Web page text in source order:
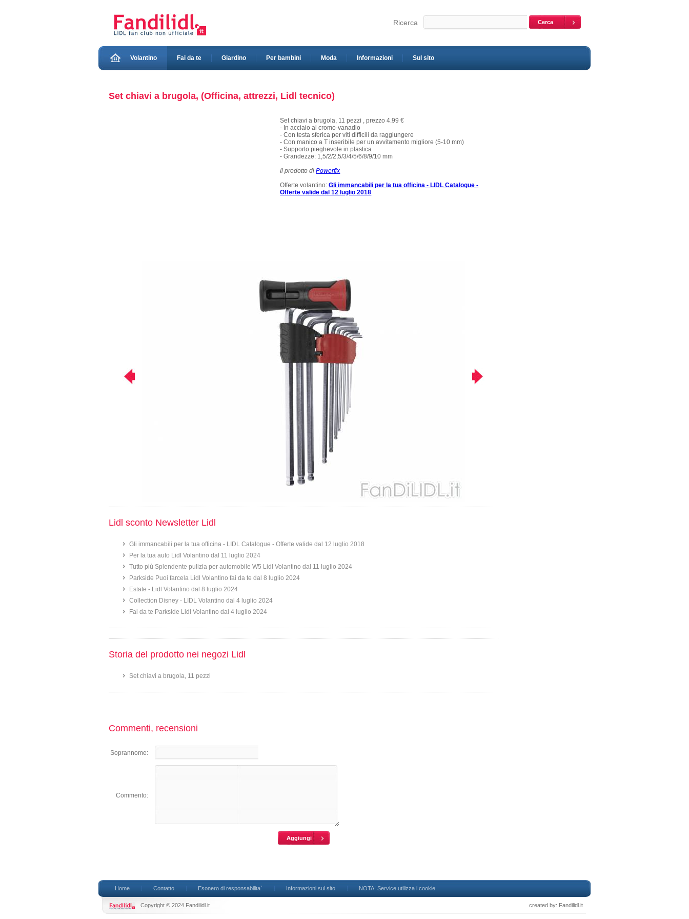
Ricerca
Volantino Fai da te Giardino Per bambini Moda Informazioni Sul sito
Set chiavi a brugola, (Officina, attrezzi, Lidl tecnico)
Set chiavi a brugola, 11 pezzi , prezzo 4.99 €
- In acciaio al cromo-vanadio
- Con testa sferica per viti difficili da raggiungere
- Con manico a T inseribile per un avvitamento migliore (5-10 mm)
- Supporto pieghevole in plastica
- Grandezze: 1,5/2/2,5/3/4/5/6/8/9/10 mm
Il prodotto diPowerfix
Offerte volantino:Gli immancabili per la tua officina - LIDL Catalogue -
Offerte valide dal 12 luglio 2018
Lidl sconto Newsletter Lidl
Gli immancabili per la tua officina - LIDL Catalogue - Offerte valide dal 12 luglio 2018
Per la tua auto Lidl Volantino dal 11 luglio 2024
Tutto più Splendente pulizia per automobile W5 Lidl Volantino dal 11 luglio 2024
Parkside Puoi farcela Lidl Volantino fai da te dal 8 luglio 2024
Estate - Lidl Volantino dal 8 luglio 2024
Collection Disney - LIDL Volantino dal 4 luglio 2024
Fai da te Parkside Lidl Volantino dal 4 luglio 2024
Storia del prodotto nei negozi Lidl
Set chiavi a brugola, 11 pezzi
Commenti, recensioni
Soprannome:
Commento:
Home Contatto Esonero di responsabilita` Informazioni sul sito NOTA! Service utilizza i cookie
Copyright © 2024 Fandilidl.it created by: Fandilidl.it